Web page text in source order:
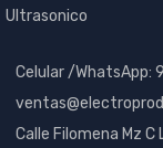
Ultrasonico
Celular /WhatsApp:
Calle Filomena Mz